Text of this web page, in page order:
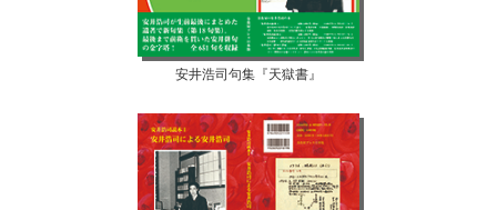
安井浩司句集『天獄書』